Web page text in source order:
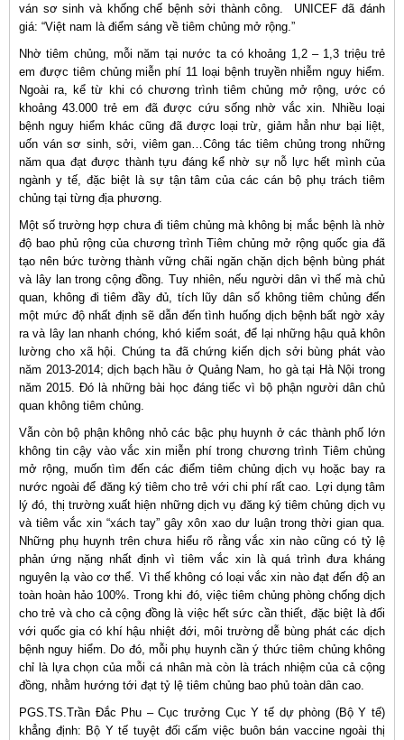
ván sơ sinh và khống chế bệnh sởi thành công. UNICEF đã đánh
giá: “Việt nam là điểm sáng về tiêm chủng mở rộng.”
Nhờ tiêm chủng, mỗi năm tại nước ta có khoảng 1,2 – 1,3 triệu trẻ
em được tiêm chủng miễn phí 11 loại bệnh truyền nhiễm nguy hiểm.
Ngoài ra, kể từ khi có chương trình tiêm chủng mở rộng, ước có
khoảng 43.000 trẻ em đã được cứu sống nhờ vắc xin. Nhiều loại
bệnh nguy hiểm khác cũng đã được loại trừ, giảm hẳn như bại liệt,
uốn ván sơ sinh, sởi, viêm gan…Công tác tiêm chủng trong những
năm qua đạt được thành tựu đáng kể nhờ sự nỗ lực hết mình của
ngành y tế, đặc biệt là sự tận tâm của các cán bộ phụ trách tiêm
chủng tại từng địa phương.
Một số trường hợp chưa đi tiêm chủng mà không bị mắc bệnh là nhờ
độ bao phủ rộng của chương trình Tiêm chủng mở rộng quốc gia đã
tạo nên bức tường thành vững chãi ngăn chặn dịch bệnh bùng phát
và lây lan trong cộng đồng. Tuy nhiên, nếu người dân vì thế mà chủ
quan, không đi tiêm đầy đủ, tích lũy dân số không tiêm chủng đến
một mức độ nhất định sẽ dẫn đến tình huống dịch bệnh bất ngờ xảy
ra và lây lan nhanh chóng, khó kiểm soát, để lại những hậu quả khôn
lường cho xã hội. Chúng ta đã chứng kiến dịch sởi bùng phát vào
năm 2013-2014; dịch bạch hầu ở Quảng Nam, ho gà tại Hà Nội trong
năm 2015. Đó là những bài học đáng tiếc vì bộ phận người dân chủ
quan không tiêm chủng.
Vẫn còn bộ phận không nhỏ các bậc phụ huynh ở các thành phố lớn
không tin cậy vào vắc xin miễn phí trong chương trình Tiêm chủng
mở rộng, muốn tìm đến các điểm tiêm chủng dịch vụ hoặc bay ra
nước ngoài để đăng ký tiêm cho trẻ với chi phí rất cao. Lợi dụng tâm
lý đó, thị trường xuất hiện những dịch vụ đăng ký tiêm chủng dịch vụ
và tiêm vắc xin “xách tay” gây xôn xao dư luận trong thời gian qua.
Những phụ huynh trên chưa hiểu rõ rằng vắc xin nào cũng có tỷ lệ
phản ứng nặng nhất định vì tiêm vắc xin là quá trình đưa kháng
nguyên lạ vào cơ thể. Vì thế không có loại vắc xin nào đạt đến độ an
toàn hoàn hảo 100%. Trong khi đó, việc tiêm chủng phòng chống dịch
cho trẻ và cho cả cộng đồng là việc hết sức cần thiết, đặc biệt là đối
với quốc gia có khí hậu nhiệt đới, môi trường dễ bùng phát các dịch
bệnh nguy hiểm. Do đó, mỗi phụ huynh cần ý thức tiêm chủng không
chỉ là lựa chọn của mỗi cá nhân mà còn là trách nhiệm của cả cộng
đồng, nhằm hướng tới đạt tỷ lệ tiêm chủng bao phủ toàn dân cao.
PGS.TS.Trần Đắc Phu – Cục trưởng Cục Y tế dự phòng (Bộ Y tế)
khẳng định: Bộ Y tế tuyệt đối cấm việc buôn bán vaccine ngoài thị